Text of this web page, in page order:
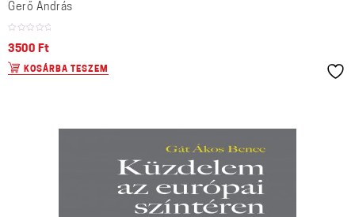
Gerő András
3500 Ft
KOSÁRBA TESZEM